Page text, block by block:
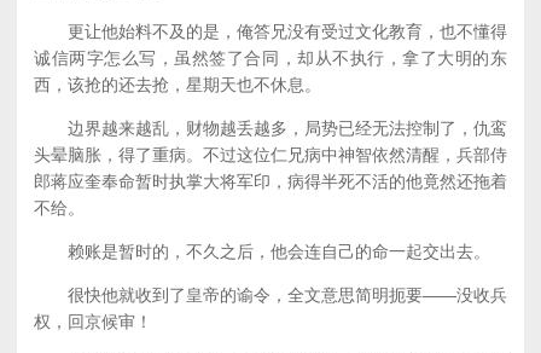
更让他始料不及的是，俺答兄没有受过文化教育，也不懂得
诚信两字怎么写，虽然签了合同，却从不执行，拿了大明的东
西，该抢的还去抢，星期天也不休息。
边界越来越乱，财物越丢越多，局势已经无法控制了，仇鸾
头晕脑胀，得了重病。不过这位仁兄病中神智依然清醒，兵部侍
郎蒋应奎奉命暂时执掌大将军印，病得半死不活的他竟然还拖着
不给。
赖账是暂时的，不久之后，他会连自己的命一起交出去。
很快他就收到了皇帝的谕令，全文意思简明扼要——没收兵
权，回京候审！